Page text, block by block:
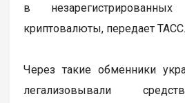
в
криптовалюты, передает ТАСС.
Через такие обменники
легализовывали